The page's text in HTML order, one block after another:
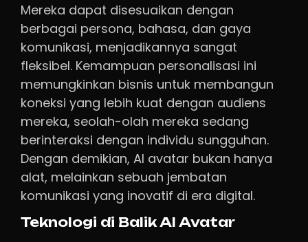
Mereka dapat disesuaikan dengan
berbagai persona, bahasa, dan gaya
komunikasi, menjadikannya sangat
fleksibel. Kemampuan personalisasi ini
memungkinkan bisnis untuk membangun
koneksi yang lebih kuat dengan audiens
mereka, seolah-olah mereka sedang
berinteraksi dengan individu sungguhan.
Dengan demikian, AI avatar bukan hanya
alat, melainkan sebuah jembatan
komunikasi yang inovatif di era digital.
Teknologi di Balik AI Avatar